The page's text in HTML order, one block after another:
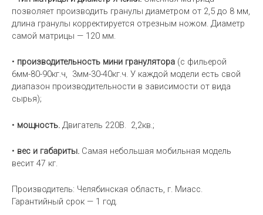
позволяет производить гранулы диаметром от 2,5 до 8 мм,
длина гранулы корректируется отрезным ножом. Диаметр
самой матрицы — 120 мм.
• производительность мини гранулятора (с фильерой
6мм-80-90кг.ч, 3мм-30-40кг.ч. У каждой модели есть свой
диапазон производительности в зависимости от вида
сырья);
• мощность. Двигатель 220В. 2,2кв.;
• вес и габариты. Самая небольшая мобильная модель
весит 47 кг.
Производитель: Челябинская область, г. Миасс.
Гарантийный срок — 1 год.